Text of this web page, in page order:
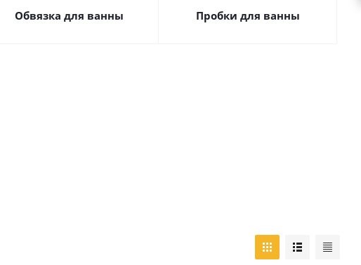
Обвязка для ванны Пробки для ванны